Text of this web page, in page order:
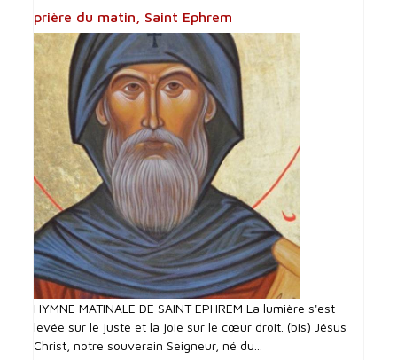
prière du matin, Saint Ephrem
HYMNE MATINALE DE SAINT EPHREM La lumière s'est
levée sur le juste et la joie sur le cœur droit. (bis) Jésus
Christ, notre souverain Seigneur, né du...